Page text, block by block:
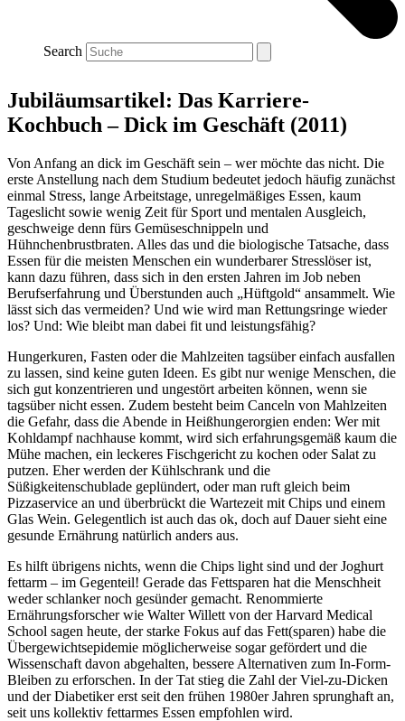
Search
Jubiläumsartikel: Das Karriere-
Kochbuch – Dick im Geschäft (2011)
Von Anfang an dick im Geschäft sein – wer möchte das nicht. Die
erste Anstellung nach dem Studium bedeutet jedoch häufig zunächst
einmal Stress, lange Arbeitstage, unregelmäßiges Essen, kaum
Tageslicht sowie wenig Zeit für Sport und mentalen Ausgleich,
geschweige denn fürs Gemüseschnippeln und
Hühnchenbrustbraten. Alles das und die biologische Tatsache, dass
Essen für die meisten Menschen ein wunderbarer Stresslöser ist,
kann dazu führen, dass sich in den ersten Jahren im Job neben
Berufserfahrung und Überstunden auch „Hüftgold“ ansammelt. Wie
lässt sich das vermeiden? Und wie wird man Rettungsringe wieder
los? Und: Wie bleibt man dabei fit und leistungsfähig?
Hungerkuren, Fasten oder die Mahlzeiten tagsüber einfach ausfallen
zu lassen, sind keine guten Ideen. Es gibt nur wenige Menschen, die
sich gut konzentrieren und ungestört arbeiten können, wenn sie
tagsüber nicht essen. Zudem besteht beim Canceln von Mahlzeiten
die Gefahr, dass die Abende in Heißhungerorgien enden: Wer mit
Kohldampf nachhause kommt, wird sich erfahrungsgemäß kaum die
Mühe machen, ein leckeres Fischgericht zu kochen oder Salat zu
putzen. Eher werden der Kühlschrank und die
Süßigkeitenschublade geplündert, oder man ruft gleich beim
Pizzaservice an und überbrückt die Wartezeit mit Chips und einem
Glas Wein. Gelegentlich ist auch das ok, doch auf Dauer sieht eine
gesunde Ernährung natürlich anders aus.
Es hilft übrigens nichts, wenn die Chips light sind und der Joghurt
fettarm – im Gegenteil! Gerade das Fettsparen hat die Menschheit
weder schlanker noch gesünder gemacht. Renommierte
Ernährungsforscher wie Walter Willett von der Harvard Medical
School sagen heute, der starke Fokus auf das Fett(sparen) habe die
Übergewichtsepidemie möglicherweise sogar gefördert und die
Wissenschaft davon abgehalten, bessere Alternativen zum In-Form-
Bleiben zu erforschen. In der Tat stieg die Zahl der Viel-zu-Dicken
und der Diabetiker erst seit den frühen 1980er Jahren sprunghaft an,
seit uns kollektiv fettarmes Essen empfohlen wird.